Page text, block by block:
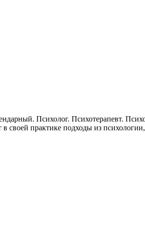
Психолог. Психотерапевт.
практике подходы из